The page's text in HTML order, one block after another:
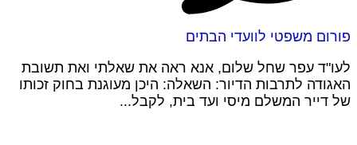
פורום משפטי לוועדי הבתים
לעו"ד עפר שחל שלום, אנא ראה את שאלתי ואת תשובת
האגודה לתרבות הדיור: השאלה: היכן מעוגנת בחוק זכותו
של דייר המשלם מיסי ועד בית, לקבל...